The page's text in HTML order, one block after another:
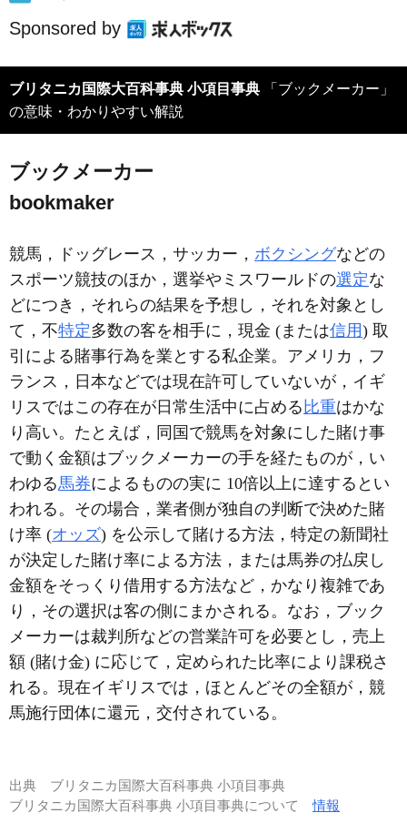
Sponsored by
ブリタニカ国際大百科事典 小項目事典
の意味・わかりやすい解説
ブックメーカー
bookmaker
競馬，ドッグレース，サッカー， ボクシングなどの
スポーツ競技のほか，選挙やミスワールドの選定な
どにつき，それらの結果を予想し，それを対象とし
て，不特定多数の客を相手に，現金 (または信用) 取
引による賭事行為を業とする私企業。アメリカ，フ
ランス，日本などでは現在許可していないが，イギ
リスではこの存在が日常生活中に占める 比重はかな
り高い。たとえば，同国で競馬を対象にした賭け事
で動く金額はブックメーカーの手を経たものが，い
わゆる馬券によるものの実に 10倍以上に達するとい
われる。その場合，業者側が独自の判断で決めた賭
け率 (オッズ) を公示して賭ける方法，特定の新聞社
が決定した賭け率による方法，または馬券の払戻し
金額をそっくり借用する方法など，かなり複雑であ
り，その選択は客の側にまかされる。なお，ブック
メーカーは裁判所などの営業許可を必要とし，売上
額 (賭け金) に応じて，定められた比率により課税さ
れる。現在イギリスでは，ほとんどその全額が，競
馬施行団体に還元，交付されている。
出典 ブリタニカ国際大百科事典 小項目事典
ブリタニカ国際大百科事典 小項目事典について情報